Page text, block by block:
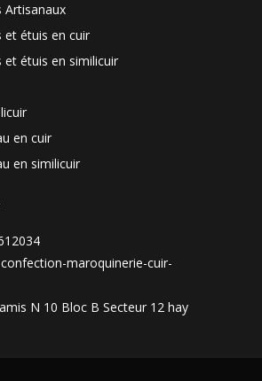
Artisanaux
et étuis en cuir
et étuis en similicuir
en cuir
en similicuir
maroquinerie-cuir-
N 10 Bloc B Secteur 12 hay